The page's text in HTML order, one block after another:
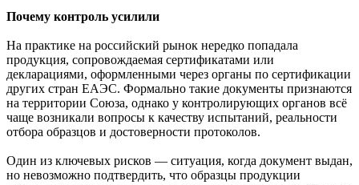
Почему контроль усилили
На практике на российский рынок нередко попадала
продукция, сопровождаемая сертификатами или
декларациями, оформленными через органы по сертификации
других стран ЕАЭС. Формально такие документы признаются
на территории Союза, однако у контролирующих органов всё
чаще возникали вопросы к качеству испытаний, реальности
отбора образцов и достоверности протоколов.
Один из ключевых рисков — ситуация, когда документ выдан,
но невозможно подтвердить, что образцы продукции